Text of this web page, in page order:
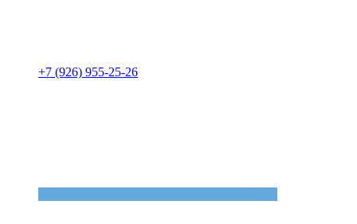
+7 (926) 955-25-26